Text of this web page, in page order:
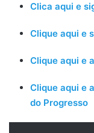
Clica aqui e
Clique aqui e
Clique aqui e
Clique aqui e
do Progresso